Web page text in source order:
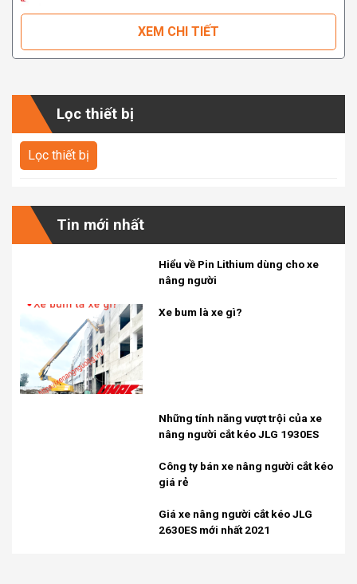
XEM CHI TIẾT
Lọc thiết bị
Tin mới nhất
Hiểu về Pin Lithium dùng cho xe
nâng người
Xe bum là xe gì?
Những tính năng vượt trội của xe
nâng người cắt kéo JLG 1930ES
Công ty bán xe nâng người cắt kéo
giá rẻ
Giá xe nâng người cắt kéo JLG
2630ES mới nhất 2021